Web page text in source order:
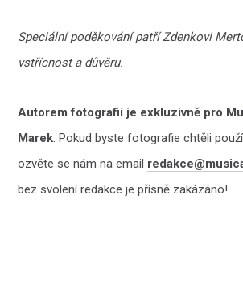
Speciální poděkování patří Zdenkovi
vstřícnost a důvěru.
Autorem fotografií je exkluzivně pro
Marek. Pokud byste fotografie chtěli
ozvěte se nám na email
bez svolení redakce je přísně zakázáno!